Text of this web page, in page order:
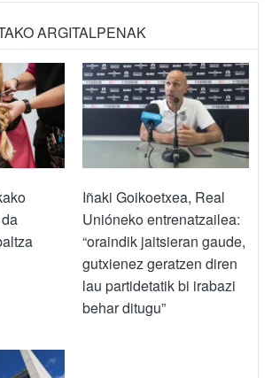
ARGITALPENAK
Iñaki Goikoetxea, Real
Unióneko entrenatzailea:
“oraindik jaitsieran gaude,
gutxienez geratzen diren
lau partidetatik bi irabazi
behar ditugu”